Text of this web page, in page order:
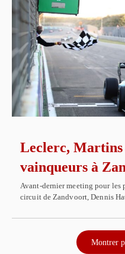
Leclerc, Martins
vainqueurs à
Avant-dernier meeting pour les
circuit de Zandvoort, Dennis
Montrer